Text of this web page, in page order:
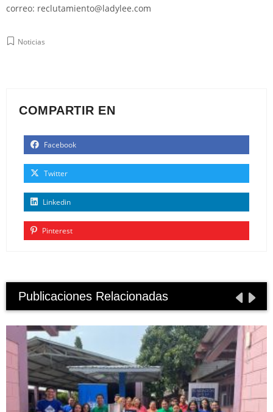
correo: reclutamiento@ladylee.com
Noticias
COMPARTIR EN
Facebook
Twitter
Linkedin
Pinterest
Publicaciones Relacionadas